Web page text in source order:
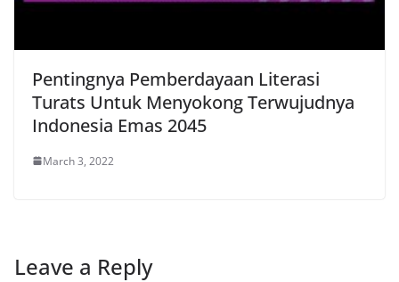
Pentingnya Pemberdayaan Literasi
Turats Untuk Menyokong Terwujudnya
Indonesia Emas 2045
March 3, 2022
Leave a Reply